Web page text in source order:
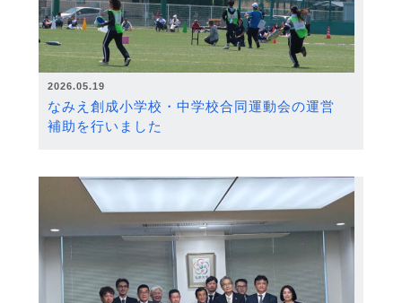
2026.05.19
なみえ創成小学校・中学校合同運動会の運営
補助を行いました